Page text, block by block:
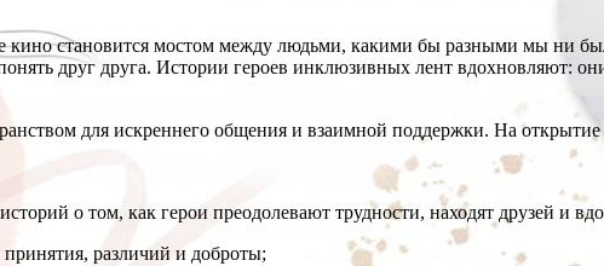
кино становится мостом между людьми, какими бы разными мы ни
друг друга. Истории героев инклюзивных лент вдохновляют:
для искреннего общения и взаимной поддержки. На открытие
о том, как герои преодолевают трудности, находят друзей и
различий и доброты;